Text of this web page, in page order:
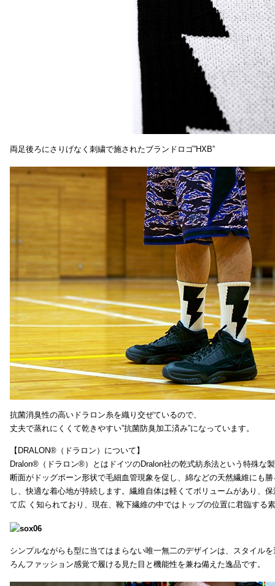
両足後ろにさりげなく刺繍で施されたブランドロゴ”HXB”
抗菌消臭性の高いドラロン糸を織り交ぜているので、
丈夫で蒸れにくくて乾きやすい”抗菌防臭加工済み”になっています。
【DRALON®（ドラロン）について】
Dralon®（ドラロン®）とはドイツのDralon社の乾式紡糸法という特殊な
断面がドッグボーン形状で毛細血管現象を促し、綿などの天然繊維にも
し、快適な着心地が持続します。繊維自体は軽くてボリュームがあり、
て広 く知られており、現在、靴下繊維の中ではトップの位置に君臨する
シンプルながらも型に当てはまらない唯一無二のデザインは、スタイル
ろんファッション感覚で履ける見た目と機能性を兼ね備えた逸品です。